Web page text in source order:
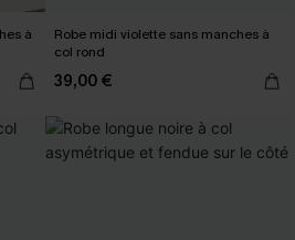
à
Robe midi violette sans manches à
col rond
39,00 €